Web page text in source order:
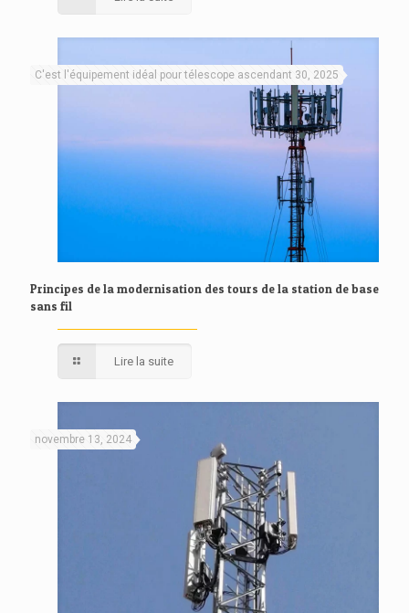
C'est l'équipement idéal pour télescope ascendant 30, 2025
Principes de la modernisation des tours de la station de base
sans fil
Lire la suite
novembre 13, 2024